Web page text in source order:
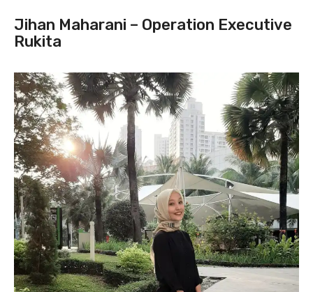
Jihan Maharani – Operation Executive
Rukita